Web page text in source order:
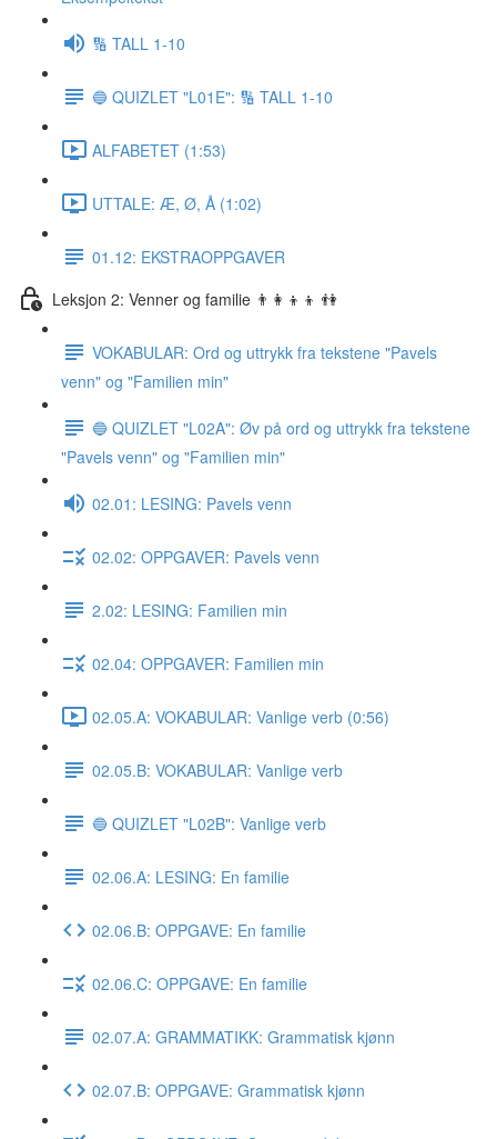
🔢 TALL 1-10
🔵 QUIZLET "L01E": 🔢 TALL 1-10
ALFABETET (1:53)
UTTALE: Æ, Ø, Å (1:02)
01.12: EKSTRAOPPGAVER
Leksjon 2: Venner og familie 👨‍👩‍👦‍👦 👫
VOKABULAR: Ord og uttrykk fra tekstene "Pavels
venn" og "Familien min"
🔵 QUIZLET "L02A": Øv på ord og uttrykk fra tekstene
"Pavels venn" og "Familien min"
02.01: LESING: Pavels venn
02.02: OPPGAVER: Pavels venn
2.02: LESING: Familien min
02.04: OPPGAVER: Familien min
02.05.A: VOKABULAR: Vanlige verb (0:56)
02.05.B: VOKABULAR: Vanlige verb
🔵 QUIZLET "L02B": Vanlige verb
02.06.A: LESING: En familie
02.06.B: OPPGAVE: En familie
02.06.C: OPPGAVE: En familie
02.07.A: GRAMMATIKK: Grammatisk kjønn
02.07.B: OPPGAVE: Grammatisk kjønn